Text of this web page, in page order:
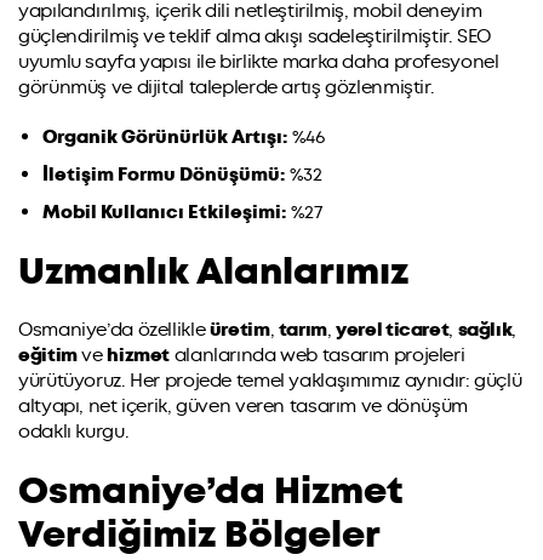
yapılandırılmış, içerik dili netleştirilmiş, mobil deneyim
güçlendirilmiş ve teklif alma akışı sadeleştirilmiştir. SEO
uyumlu sayfa yapısı ile birlikte marka daha profesyonel
görünmüş ve dijital taleplerde artış gözlenmiştir.
Organik Görünürlük Artışı: %46
İletişim Formu Dönüşümü: %32
Mobil Kullanıcı Etkileşimi: %27
Uzmanlık Alanlarımız
Osmaniye’da özellikleüretim, tarım,yerel ticaret, sağlık,
eğitimvehizmet alanlarında web tasarım projeleri
yürütüyoruz. Her projede temel yaklaşımımız aynıdır: güçlü
altyapı, net içerik, güven veren tasarım ve dönüşüm
odaklı kurgu.
Osmaniye’da Hizmet
Verdiğimiz Bölgeler